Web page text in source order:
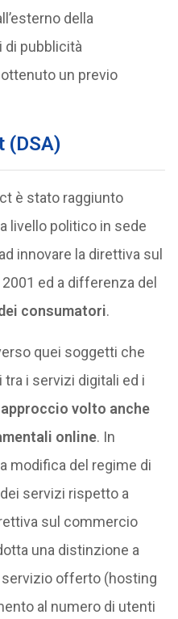
della
di pubblicità
un previo
(DSA)
è stato raggiunto
livello politico in sede
innovare la direttiva sul
ed a differenza del
consumatori.
quei soggetti che
i servizi digitali ed i
volto anche
online. In
modifica del regime di
servizi rispetto a
sul commercio
una distinzione a
offerto (hosting
al numero di utenti